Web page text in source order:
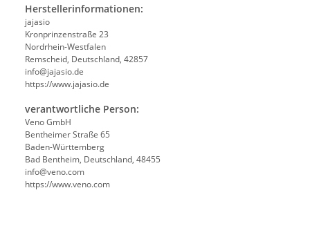
Herstellerinformationen:
jajasio
Kronprinzenstraße 23
Nordrhein-Westfalen
Remscheid, Deutschland, 42857
info@jajasio.de
https://www.jajasio.de
verantwortliche Person:
Veno GmbH
Bentheimer Straße 65
Baden-Württemberg
Bad Bentheim, Deutschland, 48455
info@veno.com
https://www.veno.com